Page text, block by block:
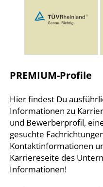
PREMIUM-Profile
Hier findest Du
Informationen zu
und Bewerberprofil,
gesuchte
Kontaktinformationen
Karriereseite des
Informationen!